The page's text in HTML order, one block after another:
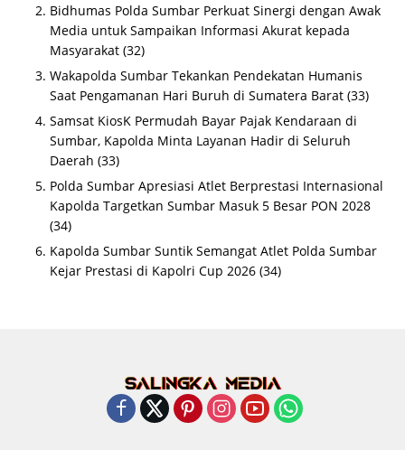
Bidhumas Polda Sumbar Perkuat Sinergi dengan Awak
Media untuk Sampaikan Informasi Akurat kepada
Masyarakat (32)
Wakapolda Sumbar Tekankan Pendekatan Humanis
Saat Pengamanan Hari Buruh di Sumatera Barat (33)
Samsat KiosK Permudah Bayar Pajak Kendaraan di
Sumbar, Kapolda Minta Layanan Hadir di Seluruh
Daerah (33)
Polda Sumbar Apresiasi Atlet Berprestasi Internasional
Kapolda Targetkan Sumbar Masuk 5 Besar PON 2028
(34)
Kapolda Sumbar Suntik Semangat Atlet Polda Sumbar
Kejar Prestasi di Kapolri Cup 2026 (34)